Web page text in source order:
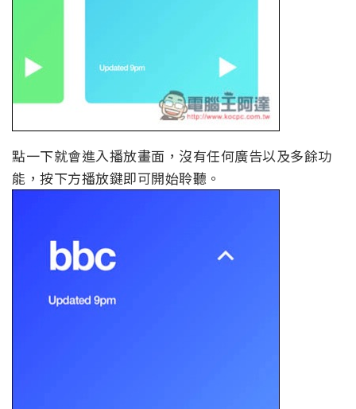
點一下就會進入播放畫面，沒有任何廣告以及多餘功
能，按下方播放鍵即可開始聆聽。